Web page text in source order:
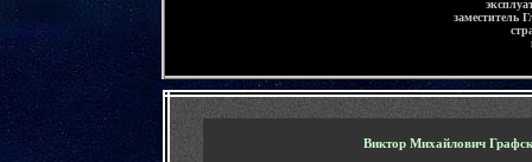
заместитель
Виктор Михайлович